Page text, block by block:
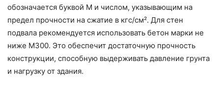
обозначается буквой М и числом, указывающим на
предел прочности на сжатие в кгс/см². Для стен
подвала рекомендуется использовать бетон марки не
ниже М300. Это обеспечит достаточную прочность
конструкции, способную выдерживать давление грунта
и нагрузку от здания.